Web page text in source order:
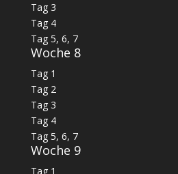
Tag 3
Tag 4
Tag 5, 6, 7
Woche 8
Tag 1
Tag 2
Tag 3
Tag 4
Tag 5, 6, 7
Woche 9
Tag 1